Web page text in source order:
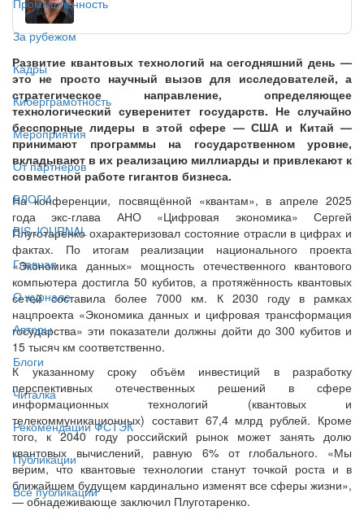
Промышленность
За рубежом
Кадры
Киберграмотность
Мероприятия
От партнёров
БЛОГИ
BIS JOURNAL
Главная
О журнале
Авторы
Блоги
Читалка
Рекомендации ФСТЭК
Публикации
Все публикации
Развитие квантовых технологий на сегодняшний день —
это не просто научный вызов для исследователей, а
стратегическое направление, определяющее
технологический суверенитет государств. Не случайно
бесспорные лидеры в этой сфере — США и Китай —
принимают программы на государственном уровне,
вкладывают в их реализацию миллиарды и привлекают к
совместной работе гигантов бизнеса.
На конференции, посвящённой «квантам», в апреле 2025
года экс-глава АНО «Цифровая экономика» Сергей
Плуготаренко охарактеризовал состояние отрасли в цифрах и
фактах. По итогам реализации национального проекта
«Экономика данных» мощность отечественного квантового
компьютера достигла 50 кубитов, а протяжённость квантовых
сетей составила более 7000 км. К 2030 году в рамках
нацпроекта «Экономика данных и цифровая трансформация
государства» эти показатели должны дойти до 300 кубитов и
15 тысяч км соответственно.
К указанному сроку объём инвестиций в разработку
перспективных отечественных решений в сфере
информационных технологий (квантовых и
телекоммуникационных) составит 67,4 млрд рублей. Кроме
того, к 2040 году российский рынок может занять долю
квантовых вычислений, равную 6% от глобального. «Мы
верим, что квантовые технологии станут точкой роста и в
ближайшем будущем кардинально изменят все сферы жизни»,
— обнадеживающе заключил Плуготаренко.